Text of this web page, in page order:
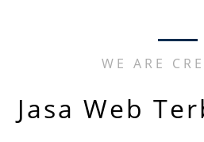
WE ARE
Jasa Web